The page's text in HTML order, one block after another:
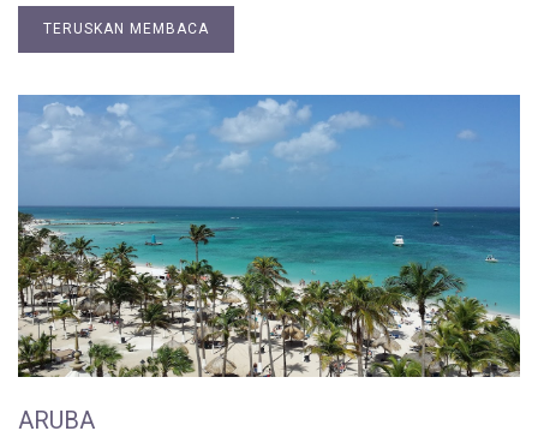
TERUSKAN MEMBACA
ARUBA